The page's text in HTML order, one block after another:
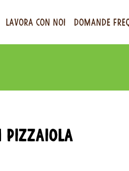
LAVORA CON NOI DOMANDE
Pizzaiola